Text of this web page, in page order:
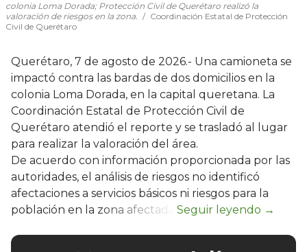
colonia Loma Dorada; Protección Civil de Querétaro realizó la
valoración de riesgos en la zona.
Coordinación Estatal de Protección
Civil de Querétaro
Querétaro, 7 de agosto de 2026.- Una camioneta se
impactó contra las bardas de dos domicilios en la
colonia Loma Dorada, en la capital queretana. La
Coordinación Estatal de Protección Civil de
Querétaro atendió el reporte y se trasladó al lugar
para realizar la valoración del área.
De acuerdo con información proporcionada por las
autoridades, el análisis de riesgos no identificó
afectaciones a servicios básicos ni riesgos para la
población en la zona afectada.